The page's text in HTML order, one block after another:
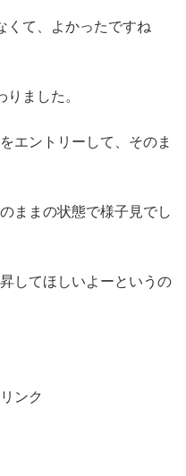
くて、よかったですね
ました。
エントリーして、そのま
ままの状態で様子見でし
してほしいよーというの
ンク